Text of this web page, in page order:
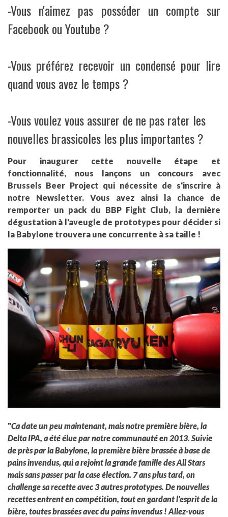
-Vous n'aimez pas posséder un compte sur
Facebook ou Youtube ?
-Vous préférez recevoir un condensé pour lire
quand vous avez le temps ?
-Vous voulez vous assurer de ne pas rater les
nouvelles brassicoles les plus importantes ?
Pour inaugurer cette nouvelle étape et
fonctionnalité, nous lançons un concours avec
Brussels Beer Project qui nécessite de s'inscrire à
notre Newsletter. Vous avez ainsi la chance de
remporter un pack du BBP Fight Club, la dernière
dégustation à l'aveugle de prototypes pour décider si
la Babylone trouvera une concurrente à sa taille !
"Ca date un peu maintenant, mais notre première bière, la
Delta IPA, a été élue par notre communauté en 2013. Suivie
de près par la Babylone, la première bière brassée à base de
pains invendus, qui a rejoint la grande famille des All Stars
mais sans passer par la case élection. 7 ans plus tard, on
challenge sa recette avec 3 autres prototypes. De nouvelles
recettes entrent en compétition, tout en gardant l'esprit de la
bière, toutes brassées avec du pains invendus ! Allez-vous